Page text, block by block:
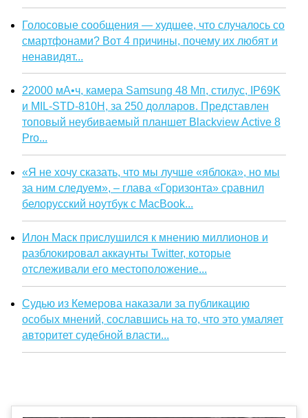
Голосовые сообщения — худшее, что случалось со
смартфонами? Вот 4 причины, почему их любят и
ненавидят...
22000 мА•ч, камера Samsung 48 Мп, стилус, IP69K
и MIL-STD-810H, за 250 долларов. Представлен
топовый неубиваемый планшет Blackview Active 8
Pro...
«Я не хочу сказать, что мы лучше «яблока», но мы
за ним следуем», – глава «Горизонта» сравнил
белорусский ноутбук с MacBook...
Илон Маск прислушился к мнению миллионов и
разблокировал аккаунты Twitter, которые
отслеживали его местоположение...
Судью из Кемерова наказали за публикацию
особых мнений, сославшись на то, что это умаляет
авторитет судебной власти...